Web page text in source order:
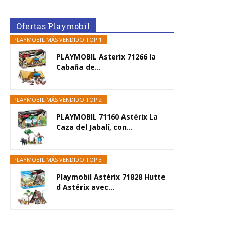
Ofertas Playmobil
PLAYMOBIL MÁS VENDIDO TOP 1
PLAYMOBIL Asterix 71266 la
Cabaña de...
PLAYMOBIL MÁS VENDIDO TOP 2
PLAYMOBIL 71160 Astérix La
Caza del Jabalí, con...
PLAYMOBIL MÁS VENDIDO TOP 3
Playmobil Astérix 71828 Hutte
d Astérix avec...